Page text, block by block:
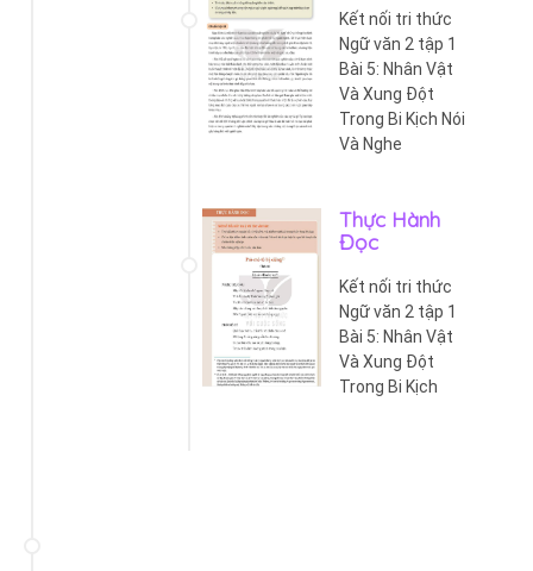
Kết nối tri thức
Ngữ văn 2 tập 1
Bài 5: Nhân Vật
Và Xung Đột
Trong Bi Kịch Nói
Và Nghe
Thực Hành
Đọc
Kết nối tri thức
Ngữ văn 2 tập 1
Bài 5: Nhân Vật
Và Xung Đột
Trong Bi Kịch